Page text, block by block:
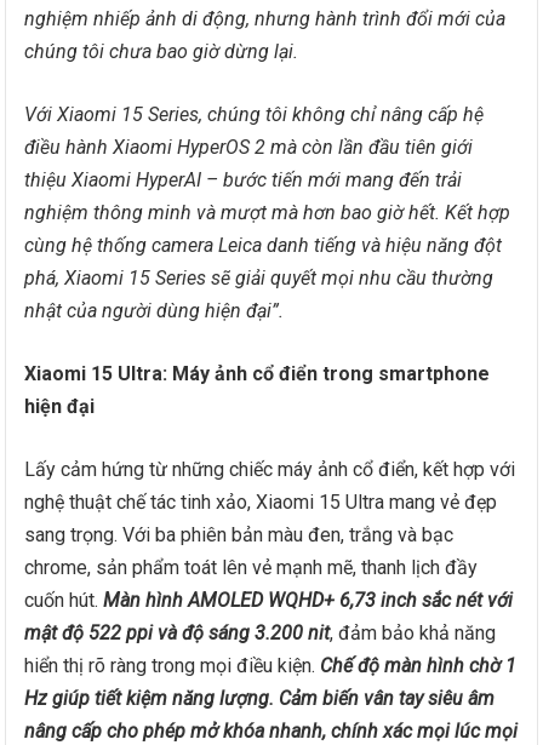
nghiệm nhiếp ảnh di động, nhưng hành trình đổi mới của
chúng tôi chưa bao giờ dừng lại.
Với Xiaomi 15 Series, chúng tôi không chỉ nâng cấp hệ
điều hành Xiaomi HyperOS 2 mà còn lần đầu tiên giới
thiệu Xiaomi HyperAI – bước tiến mới mang đến trải
nghiệm thông minh và mượt mà hơn bao giờ hết. Kết hợp
cùng hệ thống camera Leica danh tiếng và hiệu năng đột
phá, Xiaomi 15 Series sẽ giải quyết mọi nhu cầu thường
nhật của người dùng hiện đại”.
Xiaomi 15 Ultra: Máy ảnh cổ điển trong smartphone
hiện đại
Lấy cảm hứng từ những chiếc máy ảnh cổ điển, kết hợp với
nghệ thuật chế tác tinh xảo, Xiaomi 15 Ultra mang vẻ đẹp
sang trọng. Với ba phiên bản màu đen, trắng và bạc
chrome, sản phẩm toát lên vẻ mạnh mẽ, thanh lịch đầy
cuốn hút.Màn hình AMOLED WQHD+ 6,73 inch sắc nét với
mật độ 522 ppi và độ sáng 3.200 nit, đảm bảo khả năng
hiển thị rõ ràng trong mọi điều kiện. Chế độ màn hình chờ 1
Hz giúp tiết kiệm năng lượng. Cảm biến vân tay siêu âm
nâng cấp cho phép mở khóa nhanh, chính xác mọi lúc mọi